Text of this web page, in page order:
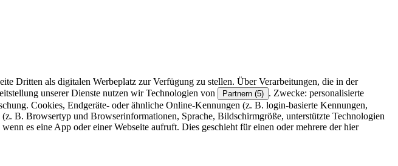
Dritten als digitalen Werbeplatz zur Verfügung zu stellen. Über Verarbeitungen, die in der
unserer Dienste nutzen wir Technologien von Partnern (5) . Zwecke: personalisierte
Cookies, Endgeräte- oder ähnliche Online-Kennungen (z. B. login-basierte Kennungen,
B. Browsertyp und Browserinformationen, Sprache, Bildschirmgröße, unterstützte Technologien
es eine App oder einer Webseite aufruft. Dies geschieht für einen oder mehrere der hier